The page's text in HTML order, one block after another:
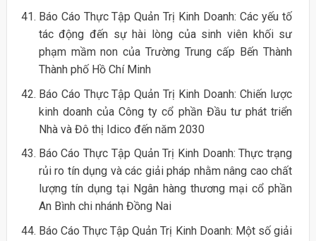
Báo Cáo Thực Tập Quản Trị Kinh Doanh: Các yếu tố
tác động đến sự hài lòng của sinh viên khối sư
phạm mầm non của Trường Trung cấp Bến Thành
Thành phố Hồ Chí Minh
Báo Cáo Thực Tập Quản Trị Kinh Doanh: Chiến lược
kinh doanh của Công ty cổ phần Đầu tư phát triển
Nhà và Đô thị Idico đến năm 2030
Báo Cáo Thực Tập Quản Trị Kinh Doanh: Thực trạng
rủi ro tín dụng và các giải pháp nhằm nâng cao chất
lượng tín dụng tại Ngân hàng thương mại cổ phần
An Bình chi nhánh Đồng Nai
Báo Cáo Thực Tập Quản Trị Kinh Doanh: Một số giải